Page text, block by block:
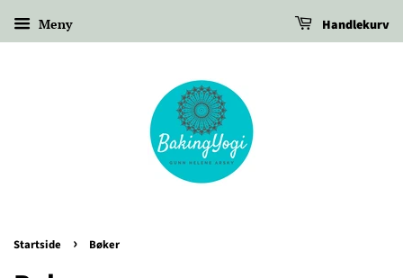
Meny Handlekurv
Startside › Bøker